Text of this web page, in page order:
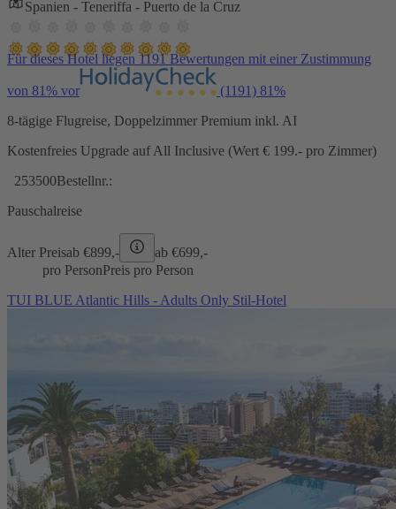
Spanien - Teneriffa - Puerto de la Cruz
Für dieses Hotel liegen 1191 Bewertungen mit einer Zustimmung
von 81% vor (1191) 81%
8-tägige Flugreise, Doppelzimmer Premium inkl. AI
Kostenfreies Upgrade auf All Inclusive (Wert € 199.- pro Zimmer)
253500Bestellnr.:
Pauschalreise
Alter Preisab €899,- ab €699,-
pro PersonPreis pro Person
TUI BLUE Atlantic Hills - Adults Only Stil-Hotel